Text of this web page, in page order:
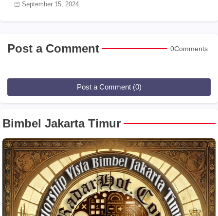
September 15, 2024
Post a Comment 0Comments
Post a Comment (0)
Bimbel Jakarta Timur